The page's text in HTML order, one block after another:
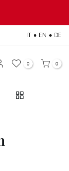
IT ● EN ● DE
0 0